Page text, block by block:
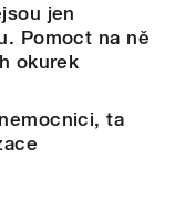
jen
Pomoct na ně
okurek
ta